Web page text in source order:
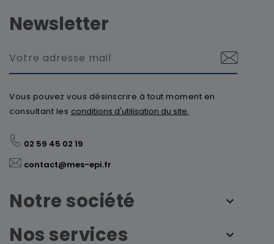
Newsletter
Vous pouvez vous désinscrire à tout moment en
consultant les conditions d'utilisation du site.
02 59 45 02 19
contact@mes-epi.fr
Notre société
Nos services